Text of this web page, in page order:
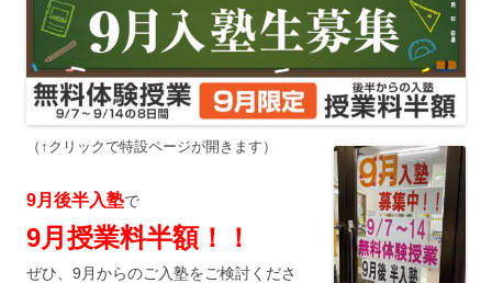
（↑クリックで特設ページが開きます）
9月後半入塾で
9月授業料半額！！
ぜひ、9月からのご入塾をご検討くださ